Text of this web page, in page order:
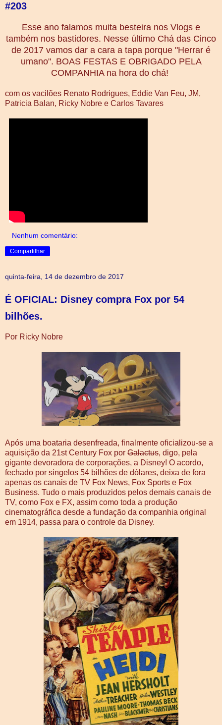
#203
Esse ano falamos muita besteira nos Vlogs e
também nos bastidores. Nesse último Chá das Cinco
de 2017 vamos dar a cara a tapa porque "Herrar é
umano". BOAS FESTAS E OBRIGADO PELA
COMPANHIA na hora do chá!
com os vacilões Renato Rodrigues, Eddie Van Feu, JM,
Patricia Balan, Ricky Nobre e Carlos Tavares
Nenhum comentário:
Compartilhar
quinta-feira, 14 de dezembro de 2017
É OFICIAL: Disney compra Fox por 54
bilhões.
Por Ricky Nobre
Após uma boataria desenfreada, finalmente oficializou-se a
aquisição da 21st Century Fox por Galactus, digo, pela
gigante devoradora de corporações, a Disney! O acordo,
fechado por singelos 54 bilhões de dólares, deixa de fora
apenas os canais de TV Fox News, Fox Sports e Fox
Business. Tudo o mais produzidos pelos demais canais de
TV, como Fox e FX, assim como toda a produção
cinematográfica desde a fundação da companhia original
em 1914, passa para o controle da Disney.